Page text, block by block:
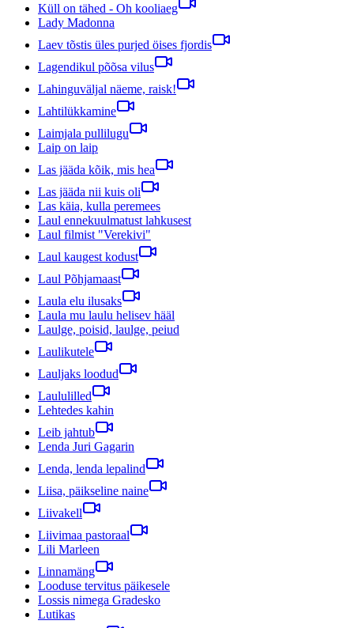
Küll on tähed - Oh kooliaeg
Lady Madonna
Laev tõstis üles purjed öises fjordis
Lagendikul põõsa vilus
Lahinguväljal näeme, raisk!
Lahtilükkamine
Laimjala pullilugu
Laip on laip
Las jääda kõik, mis hea
Las jääda nii kuis oli
Las käia, kulla peremees
Laul ennekuulmatust lahkusest
Laul filmist "Verekivi"
Laul kaugest kodust
Laul Põhjamaast
Laula elu ilusaks
Laula mu laulu helisev hääl
Laulge, poisid, laulge, peiud
Laulikutele
Lauljaks loodud
Laululilled
Lehtedes kahin
Leib jahtub
Lenda Juri Gagarin
Lenda, lenda lepalind
Liisa, päikseline naine
Liivakell
Liivimaa pastoraal
Lili Marleen
Linnamäng
Looduse tervitus päikesele
Lossis nimega Gradesko
Lutikas